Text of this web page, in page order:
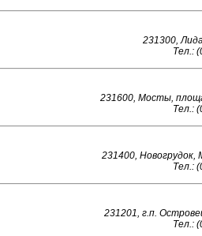
231300,
Тел.:
231600, Мосты,
Тел.:
231400, Новогрудок,
Тел.:
231201, г.п.
Тел.: